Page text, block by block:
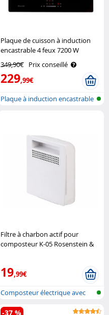
Plaque de cuisson à induction
encastrable 4 feux 7200 W
349,90€ Prix conseillé
229,99€
Plaque à induction encastrable
Filtre à charbon actif pour
composteur K-05 Rosenstein &
19,99€
Composteur électrique avec
auto-net..
-37 %